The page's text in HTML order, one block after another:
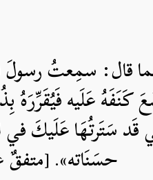
قال: سمِعتُ
كَنَفَهُ عَلَيه
سَتَرتُهَا عَلَيكَ في
حسَنَاته». [متفقٌ